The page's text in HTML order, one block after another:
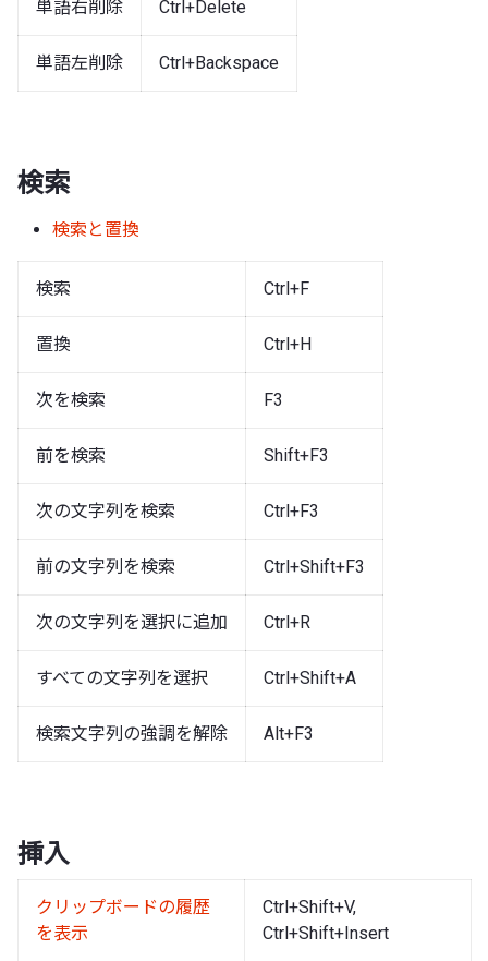
単語右削除 Ctrl+Delete
単語左削除 Ctrl+Backspace
検索
検索と置換
検索 Ctrl+F
置換 Ctrl+H
次を検索 F3
前を検索 Shift+F3
次の文字列を検索 Ctrl+F3
前の文字列を検索 Ctrl+Shift+F3
次の文字列を選択に追加 Ctrl+R
すべての文字列を選択 Ctrl+Shift+A
検索文字列の強調を解除 Alt+F3
挿入
クリップボードの履歴
を表示
Ctrl+Shift+V,
Ctrl+Shift+Insert